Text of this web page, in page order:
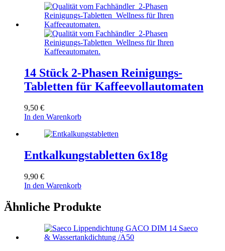
14 Stück 2-Phasen Reinigungs-
Tabletten für Kaffeevollautomaten
9,50 €
In den Warenkorb
Entkalkungstabletten 6x18g
9,90 €
In den Warenkorb
Ähnliche Produkte